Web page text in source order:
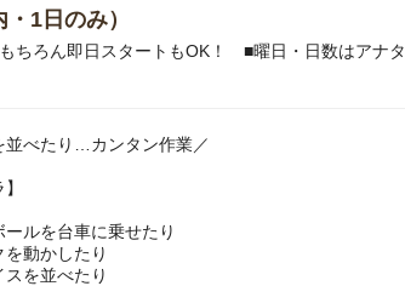
1日のみ）
ちろん即日スタートもOK！ ■曜日・日数はアナタ
並べたり…カンタン作業／
ールを台車に乗せたり
を動かしたり
スを並べたり